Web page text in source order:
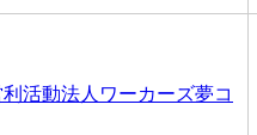
活動法人ワーカーズ夢コ